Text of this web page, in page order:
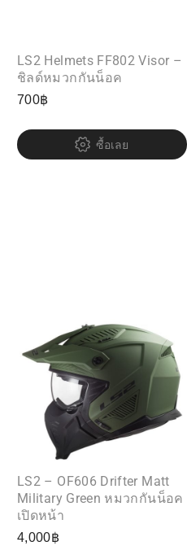
LS2 Helmets FF802 Visor –
ชิลด์หมวกกันน็อค
700฿
ซื้อเลย
LS2 – OF606 Drifter Matt
Military Green หมวกกันน็อค
เปิดหน้า
4,000฿